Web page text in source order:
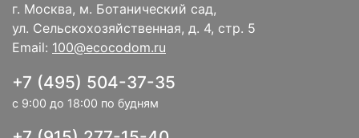
г. Москва, м. Ботанический сад,
ул. Сельскохозяйственная, д. 4, стр. 5
Email: 100@ecocodom.ru
+7 (495) 504-37-35
с 9:00 до 18:00 по будням